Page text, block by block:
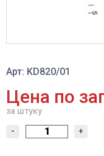
Арт: KD820/01
Цена по
за штуку
- +